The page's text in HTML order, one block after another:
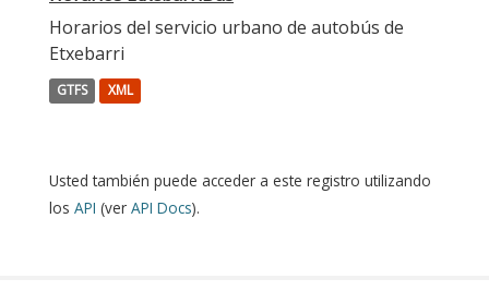
Horarios del servicio urbano de autobús de
Etxebarri
GTFS XML
Usted también puede acceder a este registro utilizando
los API (ver API Docs).